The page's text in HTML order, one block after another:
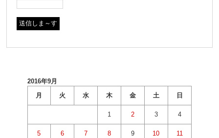
2016年9月
月
火 水 木 金 土 日
1 2 3 4
5 6 7 8 9 10 11